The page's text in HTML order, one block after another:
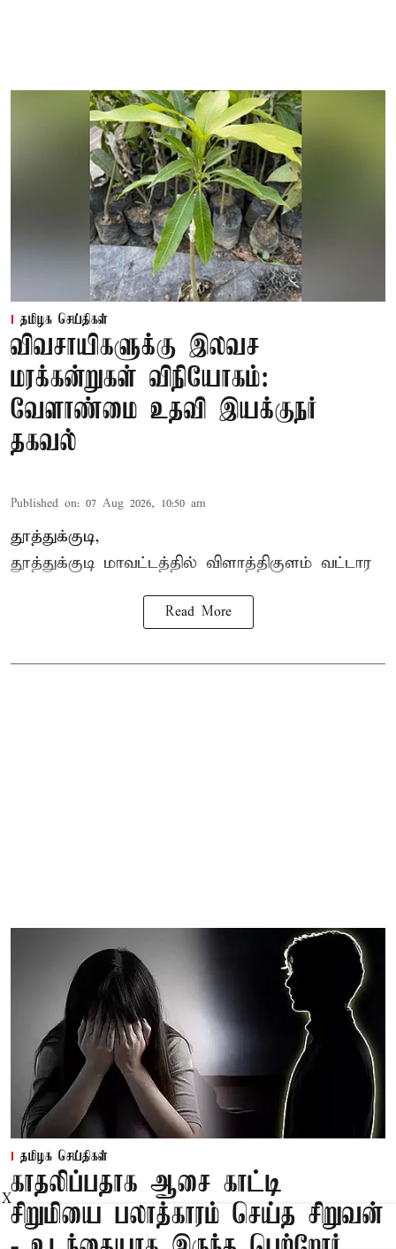
தமிழக செய்திகள்
விவசாயிகளுக்கு இலவச
மரக்கன்றுகள் விநியோகம்:
வேளாண்மை உதவி இயக்குநர்
தகவல்
Published on: 07 Aug 2026, 10:50 am
தூத்துக்குடி,
தூத்துக்குடி மாவட்டத்தில் விளாத்திகுளம் வட்டார
Read More
தமிழக செய்திகள்
காதலிப்பதாக ஆசை காட்டி
சிறுமியை பலாத்காரம் செய்த சிறுவன்
X